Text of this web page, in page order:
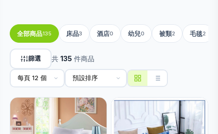
全部商品135 床品3 酒店0 幼兒0 被類2 毛毯2
篩選 共 135 件商品